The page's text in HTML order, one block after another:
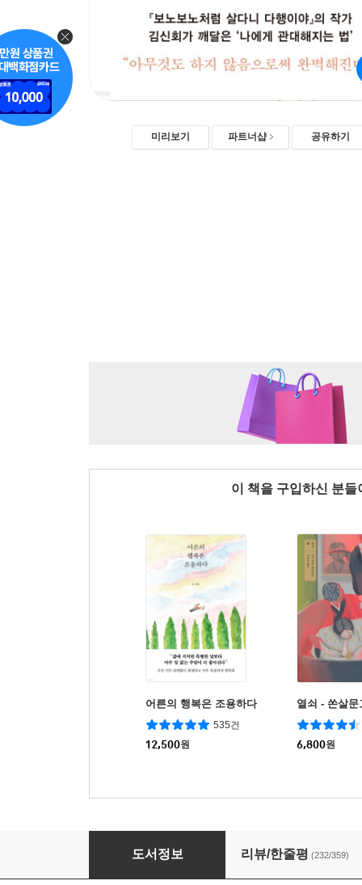
미리보기 파트너샵 공유하기
이 책을 구입하신 분
어른의 행복은 조용하다
535건
12,500원
열쇠 - 쏜살문
6,800원
아무것도 안 해도 아무렇지 않구나
도서정보 리뷰/한줄평 (232/359)